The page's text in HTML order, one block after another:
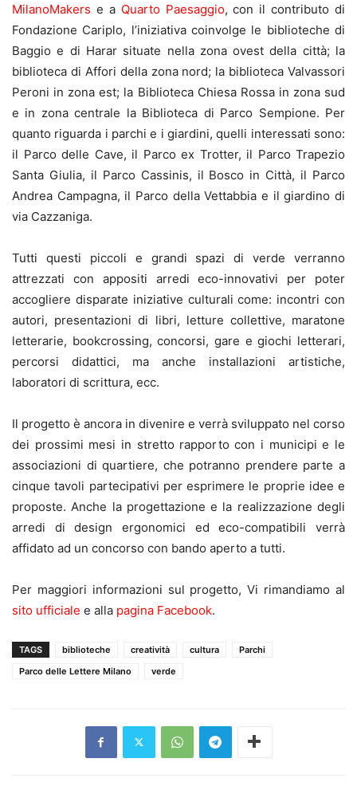
MilanoMakers e a Quarto Paesaggio, con il contributo di
Fondazione Cariplo, l’iniziativa coinvolge le biblioteche di
Baggio e di Harar situate nella zona ovest della città; la
biblioteca di Affori della zona nord; la biblioteca Valvassori
Peroni in zona est; la Biblioteca Chiesa Rossa in zona sud
e in zona centrale la Biblioteca di Parco Sempione. Per
quanto riguarda i parchi e i giardini, quelli interessati sono:
il Parco delle Cave, il Parco ex Trotter, il Parco Trapezio
Santa Giulia, il Parco Cassinis, il Bosco in Città, il Parco
Andrea Campagna, il Parco della Vettabbia e il giardino di
via Cazzaniga.
Tutti questi piccoli e grandi spazi di verde verranno
attrezzati con appositi arredi eco-innovativi per poter
accogliere disparate iniziative culturali come: incontri con
autori, presentazioni di libri, letture collettive, maratone
letterarie, bookcrossing, concorsi, gare e giochi letterari,
percorsi didattici, ma anche installazioni artistiche,
laboratori di scrittura, ecc.
Il progetto è ancora in divenire e verrà sviluppato nel corso
dei prossimi mesi in stretto rapporto con i municipi e le
associazioni di quartiere, che potranno prendere parte a
cinque tavoli partecipativi per esprimere le proprie idee e
proposte. Anche la progettazione e la realizzazione degli
arredi di design ergonomici ed eco-compatibili verrà
affidato ad un concorso con bando aperto a tutti.
Per maggiori informazioni sul progetto, Vi rimandiamo al
sito ufficiale e alla pagina Facebook.
TAGS biblioteche creatività cultura
Parchi
Parco delle Lettere Milano
verde